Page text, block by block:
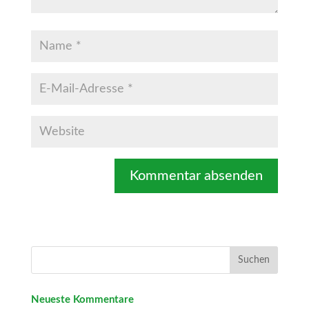
Neueste Kommentare